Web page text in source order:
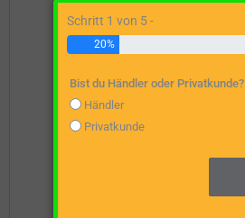
Schritt 1 von 5 -
20%
Bist du Händler oder Privatkunde?
Händler
Privatkunde